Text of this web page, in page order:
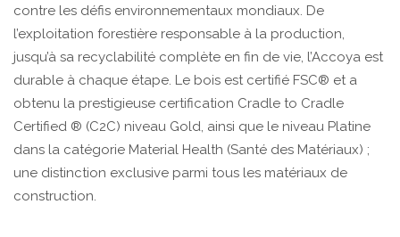
contre les défis environnementaux mondiaux. De
l’exploitation forestière responsable à la production,
jusqu’à sa recyclabilité complète en fin de vie, l’Accoya est
durable à chaque étape. Le bois est certifié FSC® et a
obtenu la prestigieuse certification Cradle to Cradle
Certified ® (C2C) niveau Gold, ainsi que le niveau Platine
dans la catégorie Material Health (Santé des Matériaux) ;
une distinction exclusive parmi tous les matériaux de
construction.